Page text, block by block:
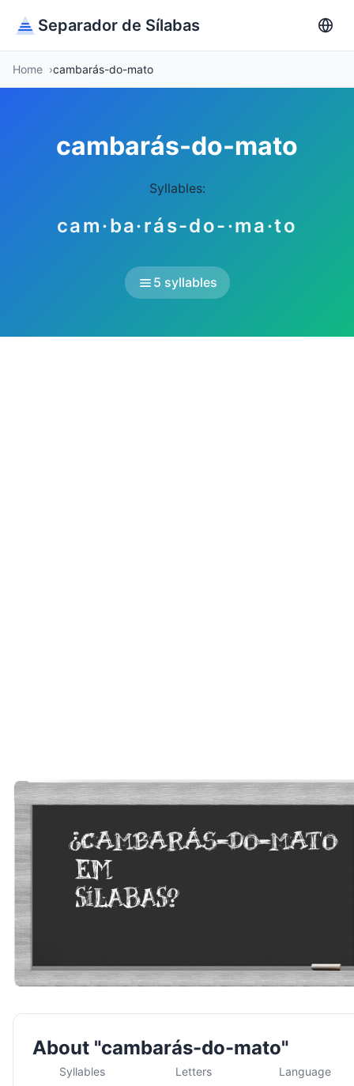
Separador de Sílabas
Home cambarás-do-mato
cambarás-do-mato
Syllables:
cam·ba·rás-do-·ma·to
5 syllables
About "cambarás-do-mato"
Syllables Letters Language